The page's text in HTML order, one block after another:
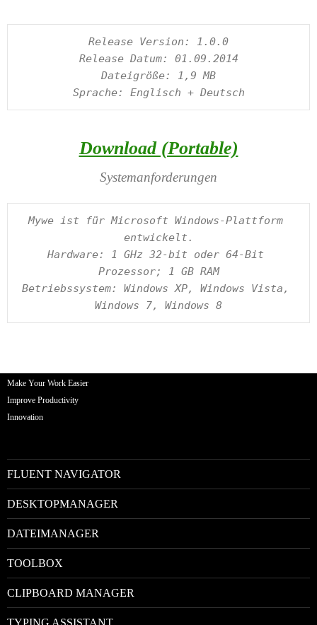
Release Version: 1.0.0
Release Datum: 01.09.2014
Dateigröße: 1,9 MB
Download (Portable)
Systemanforderungen
Mywe ist für Microsoft Windows-Plattform
entwickelt.
Hardware: 1 GHz 32-bit oder 64-Bit
Prozessor; 1 GB RAM
Betriebssystem: Windows XP, Windows Vista,
Make Your Work Easier
Improve Productivity
Innovation
FLUENT NAVIGATOR
DESKTOPMANAGER
DATEIMANAGER
TOOLBOX
CLIPBOARD MANAGER
TYPING ASSISTANT